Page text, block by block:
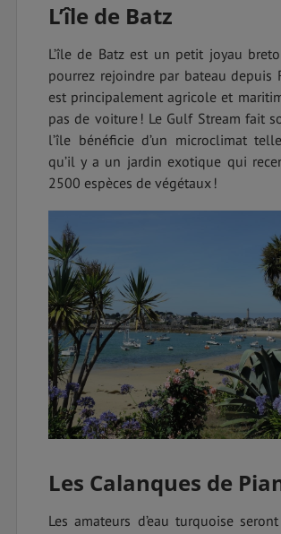
L’île de Batz
L’île de Batz est un petit joyau
pourrez rejoindre par bateau depuis
est principalement agricole et
pas de voiture ! Le Gulf Stream fait
l’île bénéficie d’un microclimat
qu’il y a un jardin exotique qui
2500 espèces de végétaux !
Les Calanques de
Les amateurs d’eau turquoise